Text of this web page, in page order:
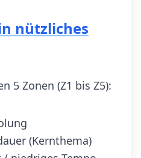
nützliches
5 Zonen (Z1 bis Z5):
(Kernthema)